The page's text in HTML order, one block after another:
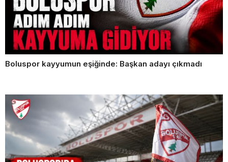
Boluspor kayyumun eşiğinde: Başkan adayı çıkmadı